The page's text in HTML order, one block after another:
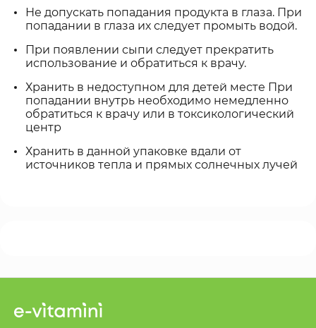
Не допускать попадания продукта в глаза. При
попадании в глаза их следует промыть водой.
При появлении сыпи следует прекратить
использование и обратиться к врачу.
Хранить в недоступном для детей месте При
попадании внутрь необходимо немедленно
обратиться к врачу или в токсикологический
центр
Хранить в данной упаковке вдали от
источников тепла и прямых солнечных лучей